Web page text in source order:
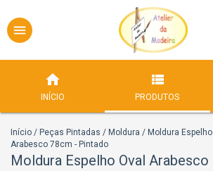
INÍCIO PRODUTOS
Início / Peças Pintadas / Moldura / Moldura Espelho
Arabesco 78cm - Pintado
Moldura Espelho Oval Arabesco